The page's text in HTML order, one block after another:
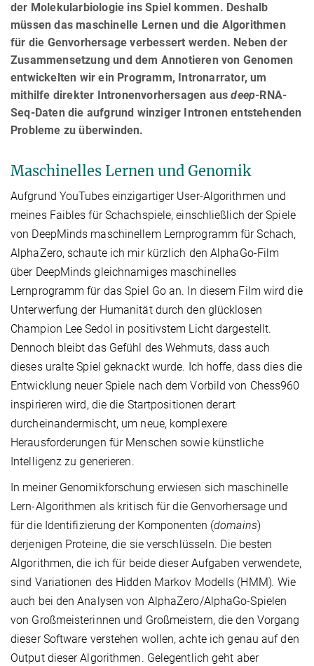
der Molekularbiologie ins Spiel kommen. Deshalb
müssen das maschinelle Lernen und die Algorithmen
für die Genvorhersage verbessert werden. Neben der
Zusammensetzung und dem Annotieren von Genomen
entwickelten wir ein Programm, Intronarrator, um
mithilfe direkter Intronenvorhersagen ausdeep-RNA-
Seq-Daten die aufgrund winziger Intronen entstehenden
Probleme zu überwinden.
Maschinelles Lernen und Genomik
Aufgrund YouTubes einzigartiger User-Algorithmen und
meines Faibles für Schachspiele, einschließlich der Spiele
von DeepMinds maschinellem Lernprogramm für Schach,
AlphaZero, schaute ich mir kürzlich den AlphaGo-Film
über DeepMinds gleichnamiges maschinelles
Lernprogramm für das Spiel Go an. In diesem Film wird die
Unterwerfung der Humanität durch den glücklosen
Champion Lee Sedol in positivstem Licht dargestellt.
Dennoch bleibt das Gefühl des Wehmuts, dass auch
dieses uralte Spiel geknackt wurde. Ich hoffe, dass dies die
Entwicklung neuer Spiele nach dem Vorbild von Chess960
inspirieren wird, die die Startpositionen derart
durcheinandermischt, um neue, komplexere
Herausforderungen für Menschen sowie künstliche
Intelligenz zu generieren.
In meiner Genomikforschung erwiesen sich maschinelle
Lern-Algorithmen als kritisch für die Genvorhersage und
für die Identifizierung der Komponenten (domains)
derjenigen Proteine, die sie verschlüsseln. Die besten
Algorithmen, die ich für beide dieser Aufgaben verwendete,
sind Variationen des Hidden Markov Modells (HMM). Wie
auch bei den Analysen von AlphaZero/AlphaGo-Spielen
von Großmeisterinnen und Großmeistern, die den Vorgang
dieser Software verstehen wollen, achte ich genau auf den
Output dieser Algorithmen. Gelegentlich geht aber